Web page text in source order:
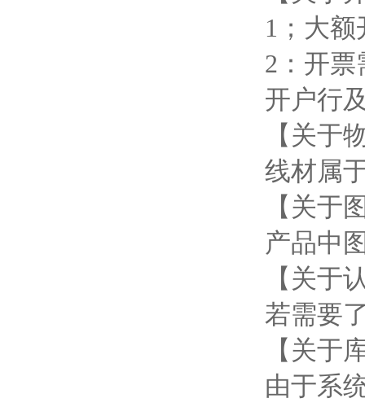
1；大
2：开
开户行
【关于
线材属
【关于
产品中
【关于
若需要
【关于
由于系